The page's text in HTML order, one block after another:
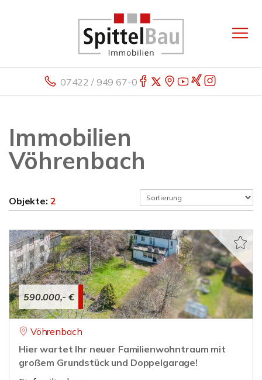
07422 / 949 67-0
Immobilien
Vöhrenbach
Objekte: 2
590.000,- €
Vöhrenbach
Hier wartet Ihr neuer Familienwohntraum mit
großem Grundstück und Doppelgarage!